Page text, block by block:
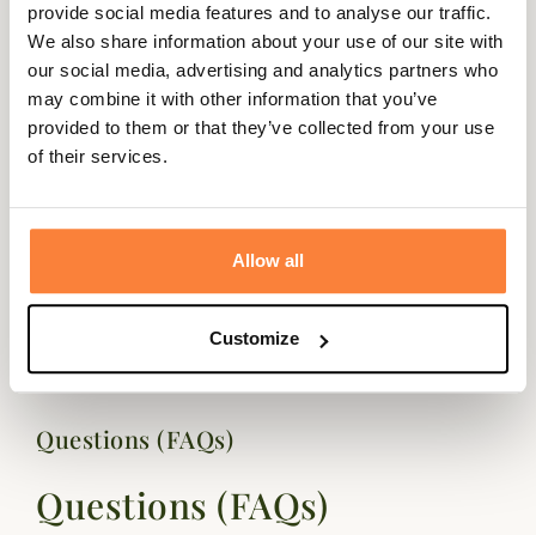
provide social media features and to analyse our traffic.
We also share information about your use of our site with
our social media, advertising and analytics partners who
may combine it with other information that you’ve
provided to them or that they’ve collected from your use
of their services.
Allow all
Customize
qu'un drapeau de course sur fond noir.
Vous retrouverez également le logo Barbour International
et A7 en-dessous de la nuque.
Fiche technique
Homme
Questions (FAQs)
Questions (FAQs)